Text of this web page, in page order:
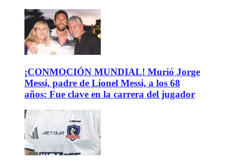
¡CONMOCIÓN MUNDIAL! Murió Jorge
Messi, padre de Lionel Messi, a los 68
años: Fue clave en la carrera del jugador